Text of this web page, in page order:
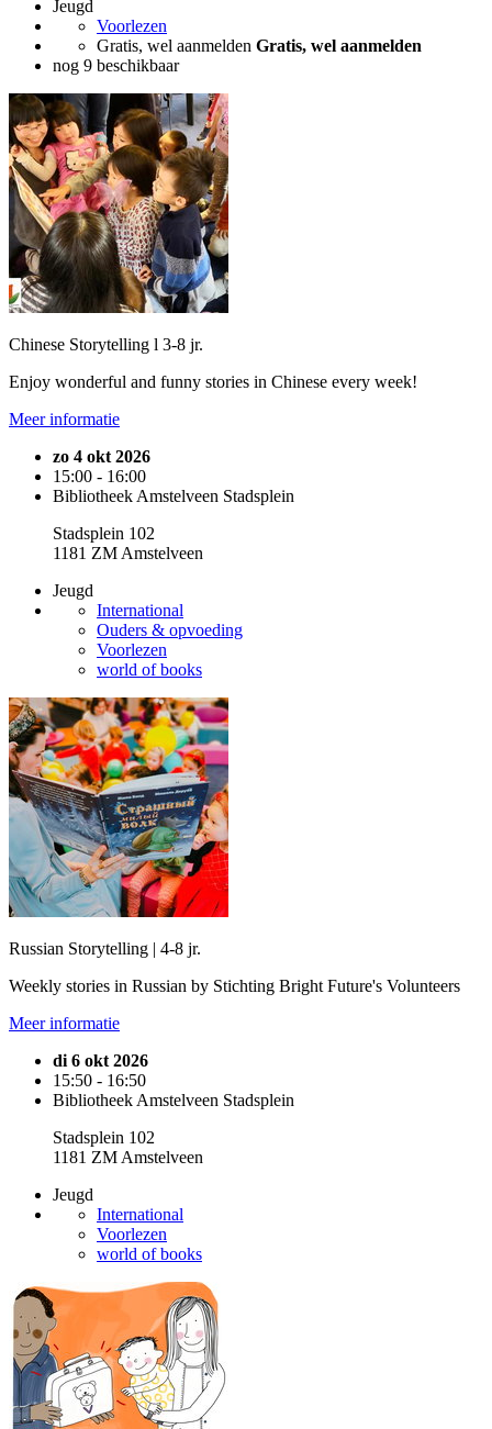
Jeugd
Voorlezen
Gratis, wel aanmelden Gratis, wel aanmelden
nog 9 beschikbaar
Chinese Storytelling l 3-8 jr.
Enjoy wonderful and funny stories in Chinese every week!
Meer informatie
zo 4 okt 2026
15:00 - 16:00
Bibliotheek Amstelveen Stadsplein
Stadsplein 102
1181 ZM Amstelveen
Jeugd
International
Ouders & opvoeding
Voorlezen
world of books
Russian Storytelling | 4-8 jr.
Weekly stories in Russian by Stichting Bright Future's Volunteers
Meer informatie
di 6 okt 2026
15:50 - 16:50
Bibliotheek Amstelveen Stadsplein
Stadsplein 102
1181 ZM Amstelveen
Jeugd
International
Voorlezen
world of books